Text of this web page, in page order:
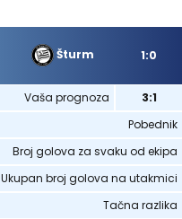
Šturm 1:0
Vaša prognoza
3:1
Pobednik
Broj golova za svaku od ekipa
Ukupan broj golova na utakmici
Tačna razlika